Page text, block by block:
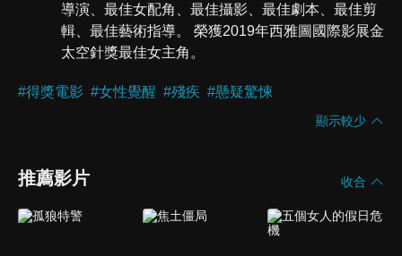
導演、最佳女配角、最佳攝影、最佳劇本、最佳剪
輯、最佳藝術指導。 榮獲2019年西雅圖國際影展金
太空針獎最佳女主角。
#得獎電影 #女性覺醒 #殘疾 #懸疑驚悚
顯示較少
推薦影片 收合